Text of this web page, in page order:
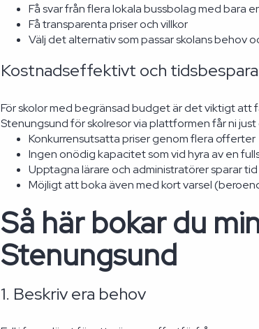
Få svar från flera lokala bussbolag med bara
Få transparenta priser och villkor
Välj det alternativ som passar skolans behov
Kostnadseffektivt och
För skolor med begränsad budget är det viktigt att
Stenungsund för skolresor via plattformen får ni just
Konkurrensutsatta priser genom flera offerter
Ingen onödig kapacitet som vid hyra av en
Upptagna lärare och administratörer sparar
Möjligt att boka även med kort varsel
Så här bokar du
Stenungsund
1. Beskriv era behov